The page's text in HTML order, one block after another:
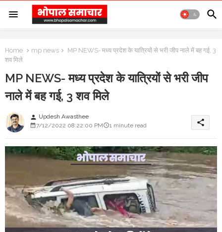
Home mp news
MP NEWS- मध्य प्रदेश के यात्रियों से भरी जीप नाले में बह गई, 3
शव मिले
MP NEWS- मध्य प्रदेश के यात्रियों से भरी जीप
नाले में बह गई, 3 शव मिले
person Updesh Awasthee
7/12/2022 08:22:00 PM
1 minute read share